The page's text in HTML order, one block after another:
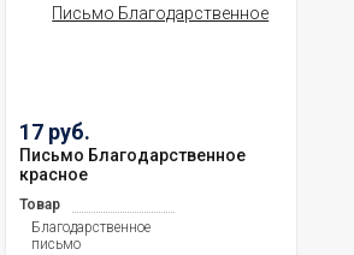
17 руб.
Письмо Благодарственное
красное
Товар
Благодарственное
письмо